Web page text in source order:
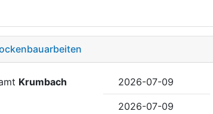
Krumbach
2026-07-09
2026-07-09